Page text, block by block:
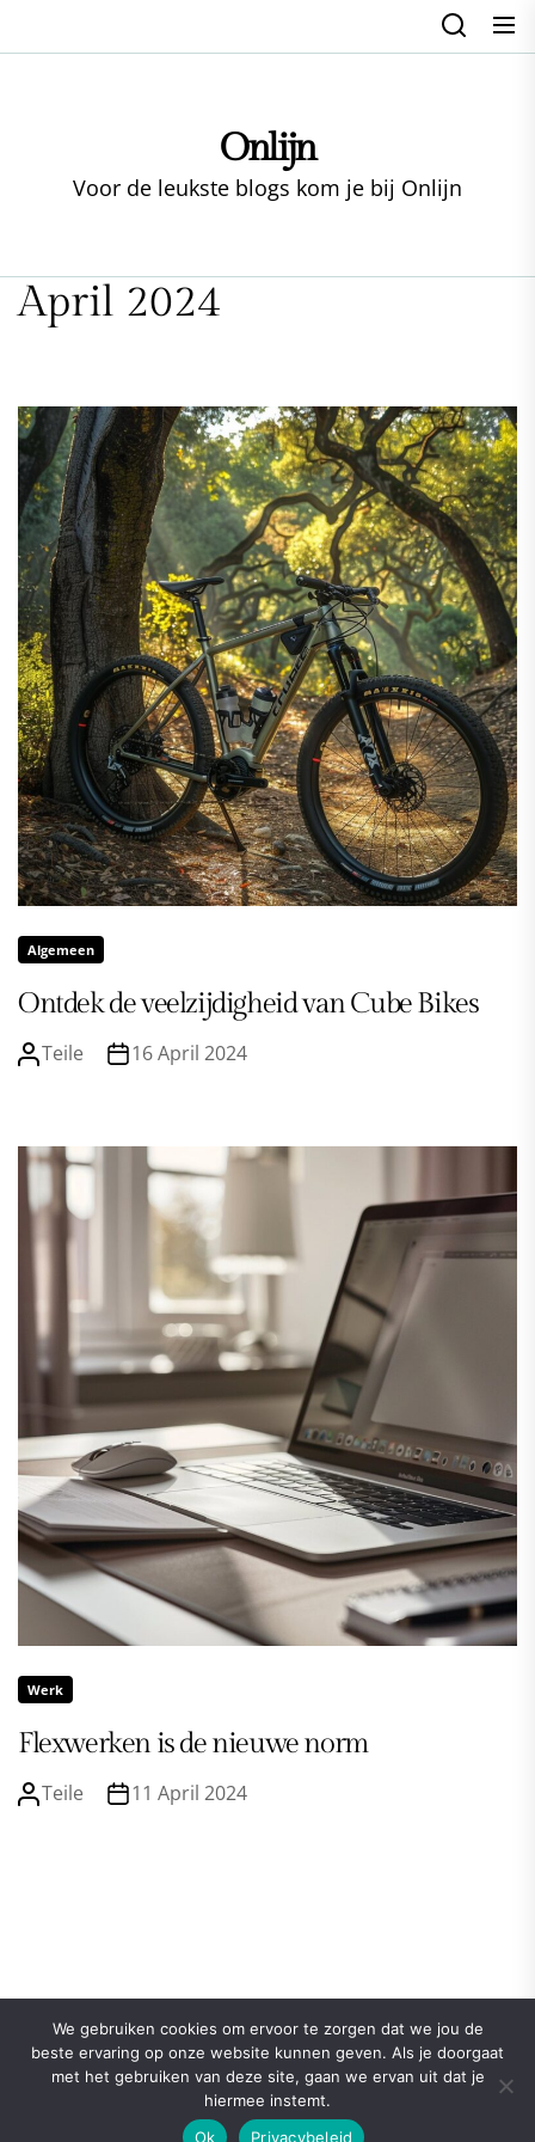
Onlijn
Voor de leukste blogs kom je bij Onlijn
April 2024
Algemeen
Ontdek de veelzijdigheid van Cube Bikes
Teile 16 April 2024
Werk
Flexwerken is de nieuwe norm
Teile 11 April 2024
We gebruiken cookies om ervoor te zorgen dat we jou de
beste ervaring op onze website kunnen geven. Als je doorgaat
met het gebruiken van deze site, gaan we ervan uit dat je
hiermee instemt.
Ok
Privacybeleid